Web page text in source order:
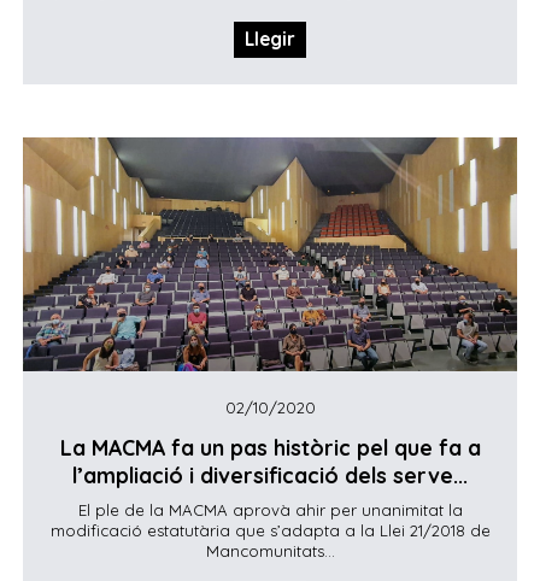
Llegir
02/10/2020
La MACMA fa un pas històric pel que fa a
l’ampliació i diversificació dels serve...
El ple de la MACMA aprovà ahir per unanimitat la
modificació estatutària que s’adapta a la Llei 21/2018 de
Mancomunitats...